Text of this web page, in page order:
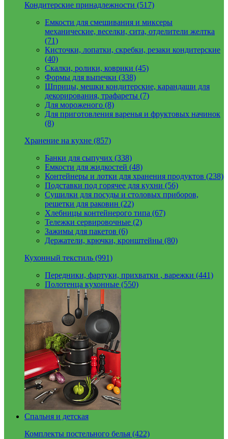
Кондитерские принадлежности (517)
Емкости для смешивания и миксеры
механические, веселки, сита, отделители желтка
(71)
Кисточки, лопатки, скребки, резаки кондитерские
(40)
Скалки, ролики, коврики (45)
Формы для выпечки (338)
Шприцы, мешки кондитерские, карандаши для
декорирования, трафареты (7)
Для мороженого (8)
Для приготовления варенья и фруктовых начинок
(8)
Хранение на кухне (857)
Банки для сыпучих (338)
Емкости для жидкостей (48)
Контейнеры и лотки для хранения продуктов (238)
Подставки под горячее для кухни (56)
Сушилки для посуды и столовых приборов,
решетки для раковин (22)
Хлебницы контейнерого типа (67)
Тележки сервировочные (2)
Зажимы для пакетов (6)
Держатели, крючки, кронштейны (80)
Кухонный текстиль (991)
Передники, фартуки, прихватки , варежки (441)
Полотенца кухонные (550)
Спальня и детская
Комплекты постельного белья (422)